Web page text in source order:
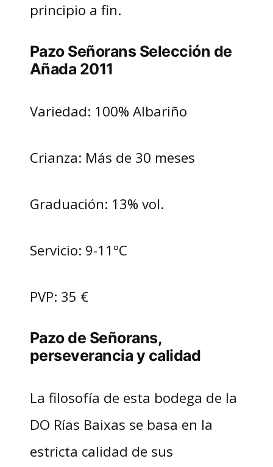
principio a fin.
Pazo Señorans Selección de
Añada 2011
Variedad: 100% Albariño
Crianza: Más de 30 meses
Graduación: 13% vol.
Servicio: 9-11ºC
PVP: 35 €
Pazo de Señorans,
perseverancia y calidad
La filosofía de esta bodega de la
DO Rías Baixas se basa en la
estricta calidad de sus